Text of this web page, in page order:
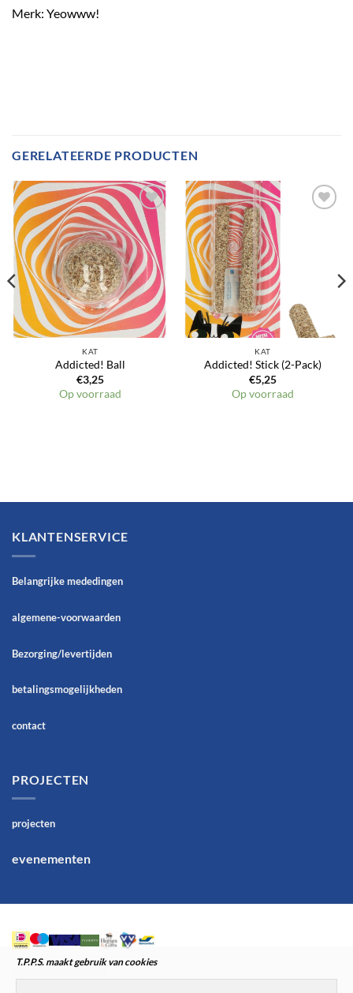
Merk: Yeowww!
GERELATEERDE PRODUCTEN
Toevoegen
aan
verlanglijst
KAT
Addicted! Ball
€3,25
Op voorraad
KAT
Addicted! Stick (2-Pack)
€5,25
Op voorraad
KLANTENSERVICE
Belangrijke mededingen
algemene-voorwaarden
Bezorging/levertijden
betalingsmogelijkheden
contact
PROJECTEN
projecten
evenementen
T.P.P.S. maakt gebruik van cookies